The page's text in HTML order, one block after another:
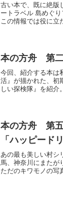
古い本で、既に絶版
ートラベル 島めぐりフェリーで行こう！」を今更の紹介です。この本を参考に船旅で出かけようと思っても、
この情報では役に立
本の方舟 第二
今回、紹介する本は
活』が描かれた、初
しい探検隊』を紹介。
本の方舟 第
「ハッピー
あの最も美しい村シ
馬、神奈川にまたが
ただのキワモノの写